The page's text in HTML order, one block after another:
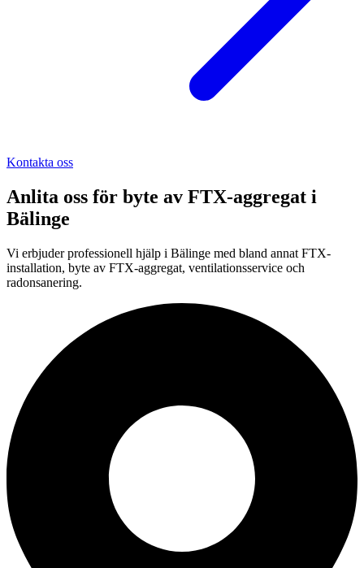
Kontakta oss
Anlita oss för byte av FTX-aggregat i
Bälinge
Vi erbjuder professionell hjälp i Bälinge med bland annat FTX-
installation, byte av FTX-aggregat, ventilationsservice och
radonsanering.